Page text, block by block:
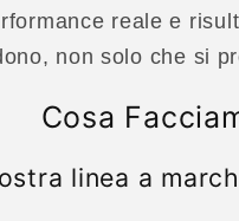
reale e
non solo che si
Cosa
linea a